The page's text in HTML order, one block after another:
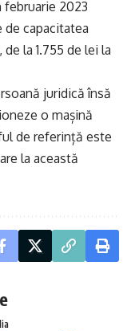
februarie 2023
capacitatea
la 1.755 de lei la
juridică însă
o mașină
de referință este
la această